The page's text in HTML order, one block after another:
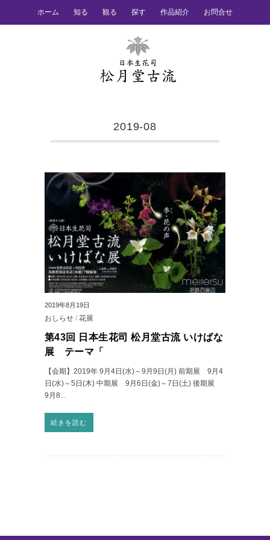
ホーム 知る 観る 探す 作品紹介 お問合せ
2019-08
2019年8月19日
おしらせ / 花展
第43回 日本生花司 松月堂古流 いけばな
展 テーマ「
【会期】2019年 9月4日(水)～9月9日(月) 前期展 9月4
日(水)～5日(木) 中期展 9月6日(金)～7日(土) 後期展
9月8...
続きを読む